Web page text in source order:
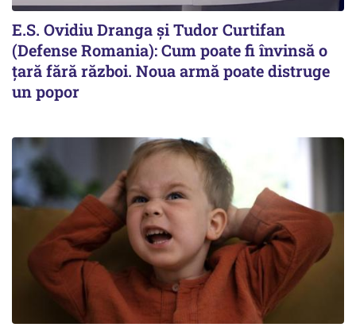
E.S. Ovidiu Dranga și Tudor Curtifan
(Defense Romania): Cum poate fi învinsă o
țară fără război. Noua armă poate distruge
un popor